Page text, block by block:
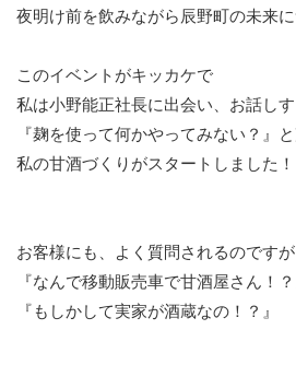
夜明け前を飲みながら辰野町の未来に
このイベントがキッカケで
私は小野能正社長に出会い、お話しす
『麹を使って何かやってみない？』
私の甘酒づくりがスタートしました！
お客様にも、よく質問されるのですが
『なんで移動販売車で甘酒屋さん！？
『もしかして実家が酒蔵なの！？』